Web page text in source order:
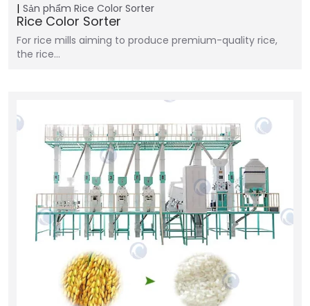
Sản phẩm Rice Color Sorter
Rice Color Sorter
For rice mills aiming to produce premium-quality rice,
the rice…